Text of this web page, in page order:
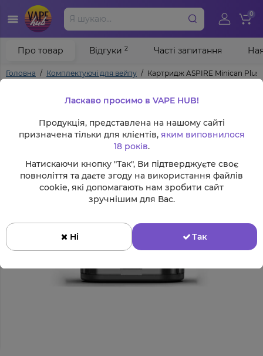
0
Головна Комплектуючі для вейпу Картридж ASPIRE Minican
Про товар Відгуки 2 Часті запитання
Ласкаво просимо в VAPE HUB!
Продукція, представлена на нашому сайті
призначена тільки для клієнтів, яким виповнилося
18 років.
Натискаючи кнопку "Так", Ви підтверджуєте своє
повноліття та даєте згоду на використання файлів
cookie, які допомагають нам зробити сайт
зручнішим для Вас.
Ні Так